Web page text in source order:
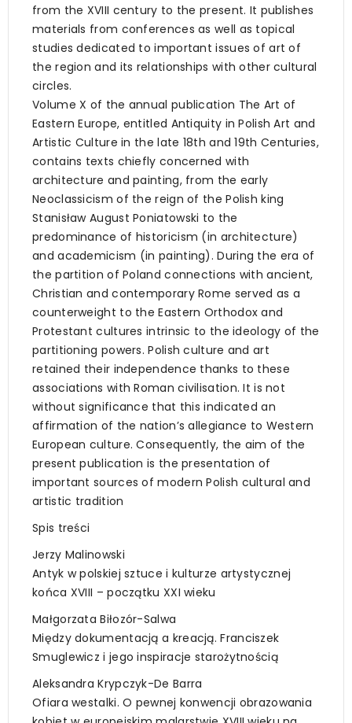
from the XVIII century to the present. It publishes
materials from conferences as well as topical
studies dedicated to important issues of art of
the region and its relationships with other cultural
circles.
Volume X of the annual publication The Art of
Eastern Europe, entitled Antiquity in Polish Art and
Artistic Culture in the late 18th and 19th Centuries,
contains texts chiefly concerned with
architecture and painting, from the early
Neoclassicism of the reign of the Polish king
Stanisław August Poniatowski to the
predominance of historicism (in architecture)
and academicism (in painting). During the era of
the partition of Poland connections with ancient,
Christian and contemporary Rome served as a
counterweight to the Eastern Orthodox and
Protestant cultures intrinsic to the ideology of the
partitioning powers. Polish culture and art
retained their independence thanks to these
associations with Roman civilisation. It is not
without significance that this indicated an
affirmation of the nation’s allegiance to Western
European culture. Consequently, the aim of the
present publication is the presentation of
important sources of modern Polish cultural and
artistic tradition
Spis treści
Jerzy Malinowski
Antyk w polskiej sztuce i kulturze artystycznej
końca XVIII – początku XXI wieku
Małgorzata Biłozór-Salwa
Między dokumentacją a kreacją. Franciszek
Smuglewicz i jego inspiracje starożytnością
Aleksandra Krypczyk-De Barra
Ofiara westalki. O pewnej konwencji obrazowania